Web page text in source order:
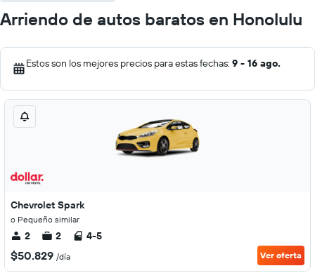
Arriendo de autos baratos en Honolulu
Estos son los mejores precios para estas fechas: 9 - 16 ago.
Chevrolet Spark
o Pequeño similar
2 2 4-5
$50.829 /día Ver oferta